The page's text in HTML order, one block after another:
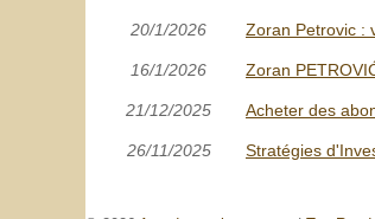
20/1/2026 Zoran Petrovic :
16/1/2026 Zoran
21/12/2025 Acheter des
26/11/2025 Stratégies